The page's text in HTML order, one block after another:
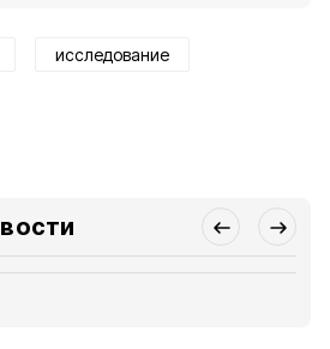
исследование